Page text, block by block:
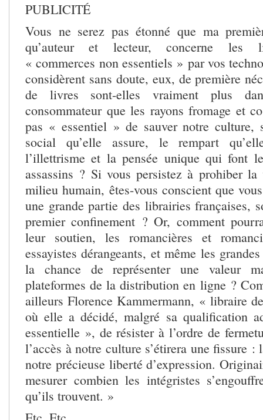
PUBLICITÉ
Vous ne serez pas étonné que ma
qu’auteur et lecteur, concerne les
« commerces non essentiels » par vos
considèrent sans doute, eux, de première
de livres sont-elles vraiment plus
consommateur que les rayons fromage et
pas « essentiel » de sauver notre culture,
social qu’elle assure, le rempart
l’illettrisme et la pensée unique qui font
assassins ? Si vous persistez à prohiber
milieu humain, êtes-vous conscient que
une grande partie des librairies françaises,
premier confinement ? Or, comment
leur soutien, les romancières et
essayistes dérangeants, et même les
la chance de représenter une valeur
plateformes de la distribution en ligne ?
ailleurs Florence Kammermann, « libraire
où elle a décidé, malgré sa qualification
essentielle », de résister à l’ordre de
l’accès à notre culture s’étirera une fissure :
notre précieuse liberté d’expression.
mesurer combien les intégristes
qu’ils trouvent. »